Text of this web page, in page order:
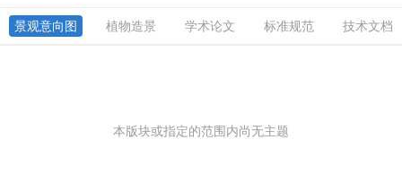
景观意向图 植物造景 学术论文 标准规范 技术文档
本版块或指定的范围内尚无主题